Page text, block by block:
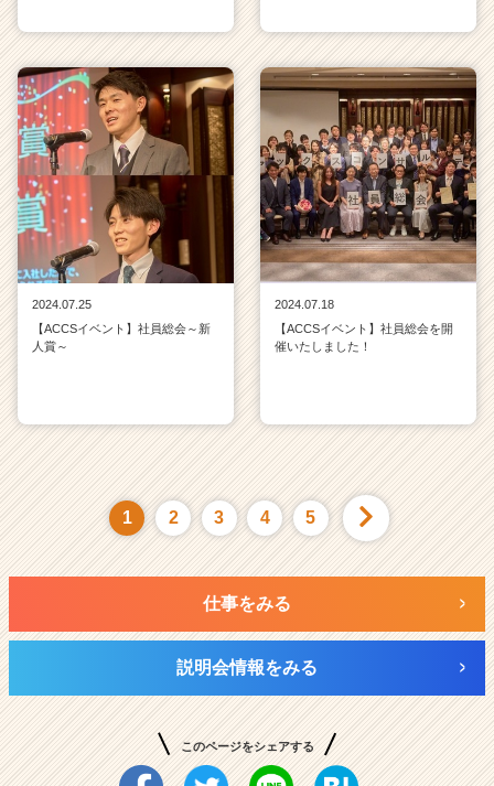
2024.07.25
【ACCSイベント】社員総会～新
人賞～
2024.07.18
【ACCSイベント】社員総会を開
催いたしました！
1 2 3 4 5
仕事をみる
説明会情報をみる
このページをシェアする